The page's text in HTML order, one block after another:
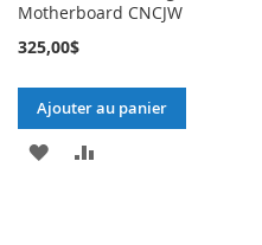
Motherboard CNCJW
325,00$
Ajouter au panier
AJOUTER